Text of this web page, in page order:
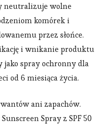
neutralizuje wolne
komórek i
przez słońce.
i wnikanie produktu
jako spray ochronny dla
od 6 miesiąca życia.
ani zapachów.
Spray z SPF 50